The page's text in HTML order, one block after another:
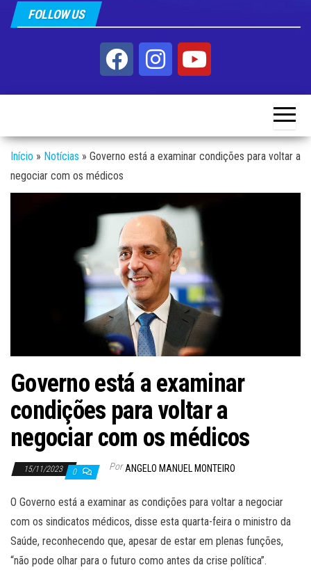
FOLLOW US
Início » Notícias » Governo está a examinar condições para voltar a
negociar com os médicos
Governo está a examinar
condições para voltar a
negociar com os médicos
15/11/2023 0 Por ANGELO MANUEL MONTEIRO
O Governo está a examinar as condições para voltar a negociar
com os sindicatos médicos, disse esta quarta-feira o ministro da
Saúde, reconhecendo que, apesar de estar em plenas funções,
“não pode olhar para o futuro como antes da crise política”.